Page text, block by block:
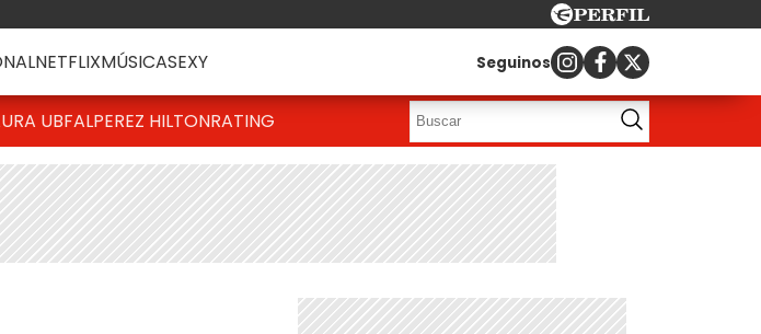
NETFLIXMÚSICASEXY Seguinos
UBFALPEREZ HILTONRATING